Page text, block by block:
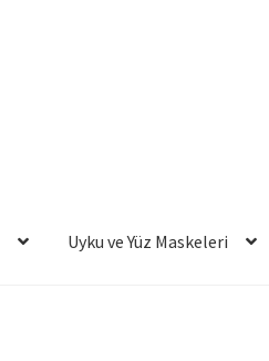
Uyku ve Yüz Maskeleri